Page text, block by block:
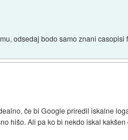
odsedaj bodo samo znani
če bi Google priredil iskalne
hišo. Ali pa ko bi nekdo iskal